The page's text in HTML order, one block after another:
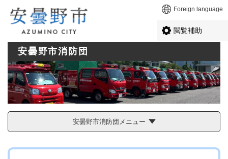
メニューを飛ばして本文へ Foreign language
閲覧補助
安曇野市消防団
安曇野市消防団メニュー
本